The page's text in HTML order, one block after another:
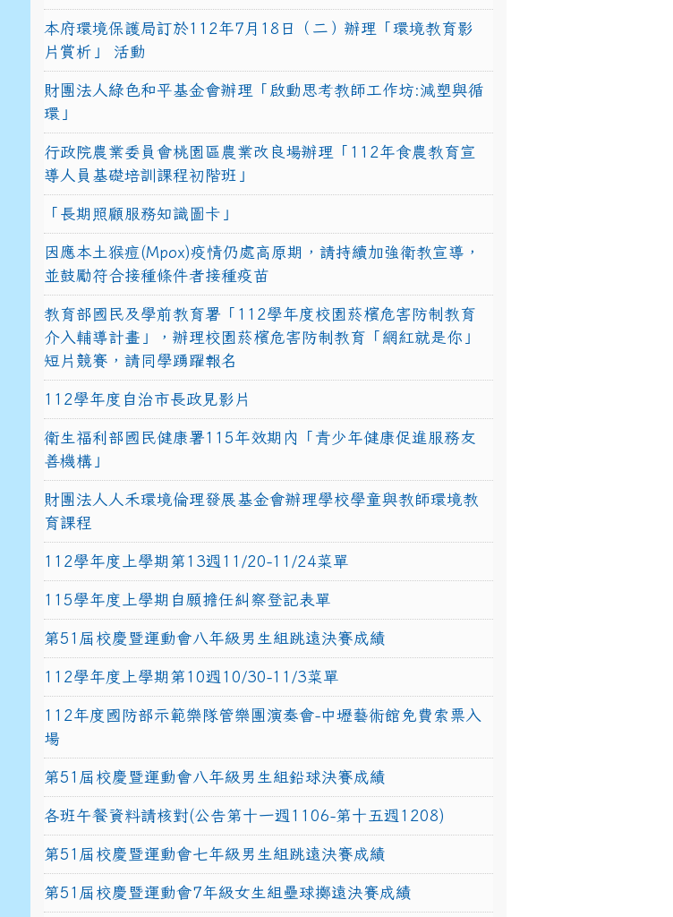
本府環境保護局訂於112年7月18日（二）辦理「環境教育影
片賞析」 活動
財團法人綠色和平基金會辦理「啟動思考教師工作坊:減塑與循
環」
行政院農業委員會桃園區農業改良場辦理「112年食農教育宣
導人員基礎培訓課程初階班」
「長期照顧服務知識圖卡」
因應本土猴痘(Mpox)疫情仍處高原期，請持續加強衛教宣導，
並鼓勵符合接種條件者接種疫苗
教育部國民及學前教育署「112學年度校園菸檳危害防制教育
介入輔導計畫」，辦理校園菸檳危害防制教育「網紅就是你」
短片競賽，請同學踴躍報名
112學年度自治市長政見影片
衛生福利部國民健康署115年效期內「青少年健康促進服務友
善機構」
財團法人人禾環境倫理發展基金會辦理學校學童與教師環境教
育課程
112學年度上學期第13週11/20-11/24菜單
115學年度上學期自願擔任糾察登記表單
第51屆校慶暨運動會八年級男生組跳遠決賽成績
112學年度上學期第10週10/30-11/3菜單
112年度國防部示範樂隊管樂團演奏會-中壢藝術館免費索票入
場
第51屆校慶暨運動會八年級男生組鉛球決賽成績
各班午餐資料請核對(公告第十一週1106-第十五週1208)
第51屆校慶暨運動會七年級男生組跳遠決賽成績
第51屆校慶暨運動會7年級女生組壘球擲遠決賽成績